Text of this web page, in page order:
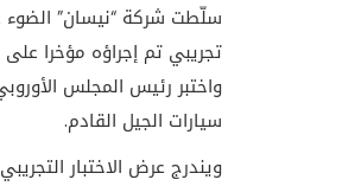
سلّطت شركة “نيسان” الضوء
تجريبي تم إجراؤه مؤخرا
واختبر رئيس المجلس
سيارات الجيل القادم.
ويندرج عرض الاختبار